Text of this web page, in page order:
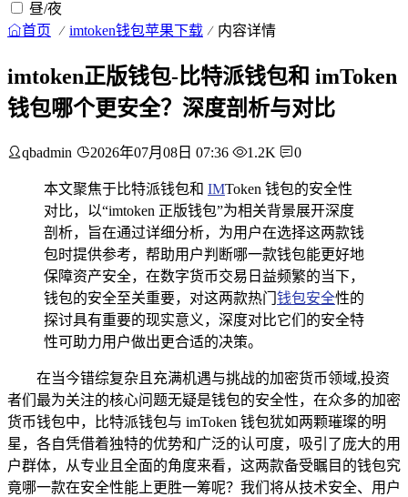
昼/夜
首页 imtoken钱包苹果下载 内容详情
imtoken正版钱包-比特派钱包和 imToken
钱包哪个更安全？深度剖析与对比
qbadmin 2026年07月08日 07:36 1.2K 0
本文聚焦于比特派钱包和 IMToken 钱包的安全性
对比，以“imtoken 正版钱包”为相关背景展开深度
剖析，旨在通过详细分析，为用户在选择这两款钱
包时提供参考，帮助用户判断哪一款钱包能更好地
保障资产安全，在数字货币交易日益频繁的当下，
钱包的安全至关重要，对这两款热门 钱包安全性的
探讨具有重要的现实意义，深度对比它们的安全特
性可助力用户做出更合适的决策。
在当今错综复杂且充满机遇与挑战的加密货币领域,投资
者们最为关注的核心问题无疑是钱包的安全性，在众多的加密
货币钱包中，比特派钱包与 imToken 钱包犹如两颗璀璨的明
星，各自凭借着独特的优势和广泛的认可度，吸引了庞大的用
户群体，从专业且全面的角度来看，这两款备受瞩目的钱包究
竟哪一款在安全性能上更胜一筹呢？我们将从技术安全、用户